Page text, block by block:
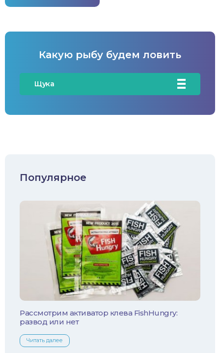
Какую рыбу будем ловить
Щука
Судак
Плотва
Линь
Белый амур
Популярное
Рассмотрим активатор клева FishHungry:
развод или нет
Читать далее